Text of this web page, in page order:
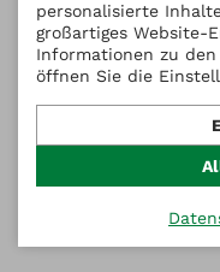
personalisierte
großartiges Website-
Informationen zu
öffnen Sie die